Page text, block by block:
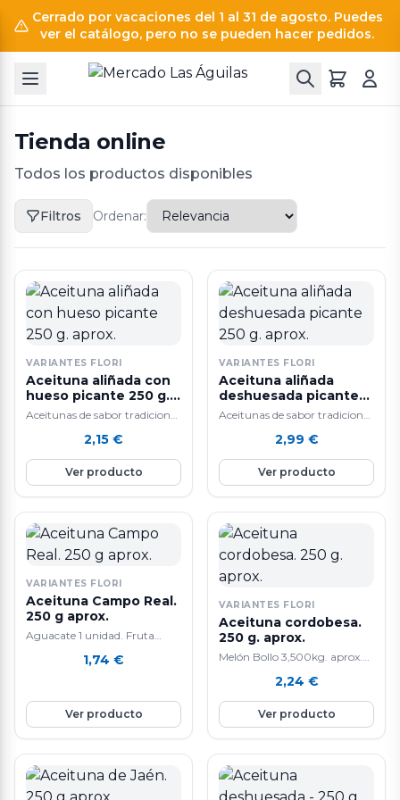
Cerrado por vacaciones del 1 al 31 de agosto. Puedes
ver el catálogo, pero no se pueden hacer pedidos.
Tienda online
Todos los productos disponibles
Filtros Ordenar:
VARIANTES FLORI
Aceituna aliñada con
hueso picante 250 g.
aprox.
Aceitunas de sabor tradicional
2,15 €
Ver producto
VARIANTES FLORI
Aceituna aliñada
deshuesada picante
250 g. aprox.
Aceitunas de sabor tradicional
2,99 €
Ver producto
VARIANTES FLORI
Aceituna Campo Real.
250 g aprox.
Aguacate 1 unidad. Fruta
aguacate lo convierte en un
tiene cada día mas seguidores.
Las propiedades son múltiples:
lo mas curioso
aguacate es que siendo una
fruta fresca su principal
componente no son los
1,74 €
Ver producto
VARIANTES FLORI
Aceituna cordobesa.
250 g. aprox.
Melón Bollo 3,500kg. aprox.
gracias a que contiene mucho
colágeno. También ayuda a la
perdida de peso y a cicatrizar
heridas. Ademas, mejora la
salud del corazón y del
sistema digestivo por su alto
2,24 €
Ver producto